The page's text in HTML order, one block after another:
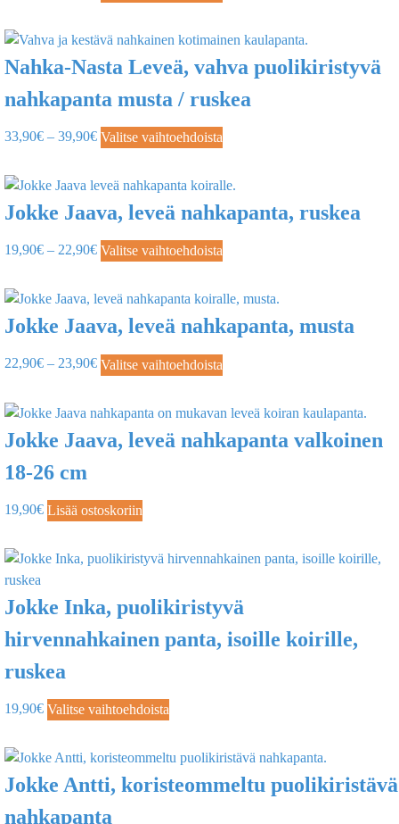
Nahka-Nasta Leveä, vahva puolikiristyvä
nahkapanta musta / ruskea
33,90€ – 39,90€ Valitse vaihtoehdoista
Jokke Jaava, leveä nahkapanta, ruskea
19,90€ – 22,90€ Valitse vaihtoehdoista
Jokke Jaava, leveä nahkapanta, musta
22,90€ – 23,90€ Valitse vaihtoehdoista
Jokke Jaava, leveä nahkapanta valkoinen
18-26 cm
19,90€ Lisää ostoskoriin
Jokke Inka, puolikiristyvä
hirvennahkainen panta, isoille koirille,
ruskea
19,90€ Valitse vaihtoehdoista
Jokke Antti, koristeommeltu puolikiristävä
nahkapanta